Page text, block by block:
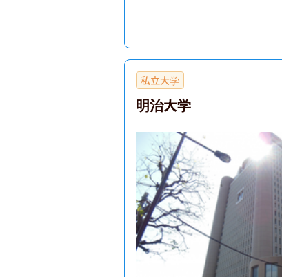
私立大学
明治大学